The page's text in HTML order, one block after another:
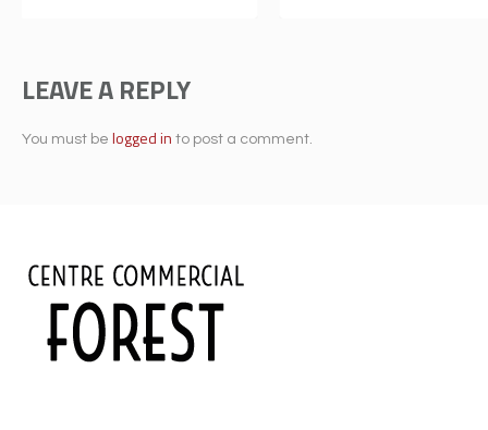
LEAVE A REPLY
You must be logged in to post a comment.